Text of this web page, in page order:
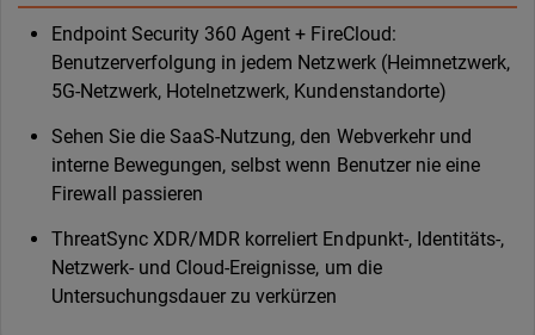
Endpoint Security 360 Agent + FireCloud:
Benutzerverfolgung in jedem Netzwerk (Heimnetzwerk,
5G-Netzwerk, Hotelnetzwerk, Kundenstandorte)
Sehen Sie die SaaS-Nutzung, den Webverkehr und
interne Bewegungen, selbst wenn Benutzer nie eine
Firewall passieren
ThreatSync XDR/MDR korreliert Endpunkt-, Identitäts-,
Netzwerk- und Cloud-Ereignisse, um die
Untersuchungsdauer zu verkürzen